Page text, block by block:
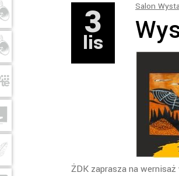
3
lis
Salon
ŻDK zaprasza na